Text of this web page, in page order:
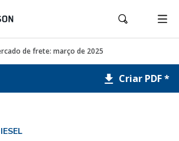
de frete: março de 2025
Criar PDF *